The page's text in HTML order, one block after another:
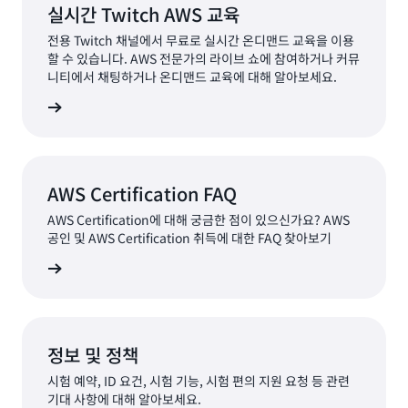
실시간 Twitch AWS 교육
전용 Twitch 채널에서 무료로 실시간 온디맨드 교육을 이용
할 수 있습니다. AWS 전문가의 라이브 쇼에 참여하거나 커뮤
니티에서 채팅하거나 온디맨드 교육에 대해 알아보세요.
AWS Certification FAQ
AWS Certification에 대해 궁금한 점이 있으신가요? AWS
공인 및 AWS Certification 취득에 대한 FAQ 찾아보기
정보 및 정책
시험 예약, ID 요건, 시험 기능, 시험 편의 지원 요청 등 관련
기대 사항에 대해 알아보세요.